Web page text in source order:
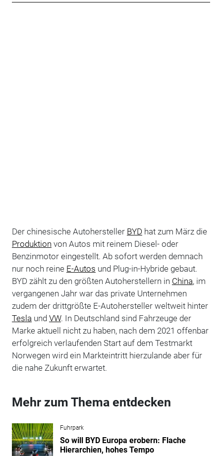
Der chinesische Autohersteller BYD hat zum März die
Produktion von Autos mit reinem Diesel- oder
Benzinmotor eingestellt. Ab sofort werden demnach
nur noch reine E-Autos und Plug-in-Hybride gebaut.
BYD zählt zu den größten Autoherstellern in China, im
vergangenen Jahr war das private Unternehmen
zudem der drittgrößte E-Autohersteller weltweit hinter
Tesla und VW. In Deutschland sind Fahrzeuge der
Marke aktuell nicht zu haben, nach dem 2021 offenbar
erfolgreich verlaufenden Start auf dem Testmarkt
Norwegen wird ein Markteintritt hierzulande aber für
die nahe Zukunft erwartet.
Mehr zum Thema entdecken
Fuhrpark
So will BYD Europa erobern: Flache
Hierarchien, hohes Tempo